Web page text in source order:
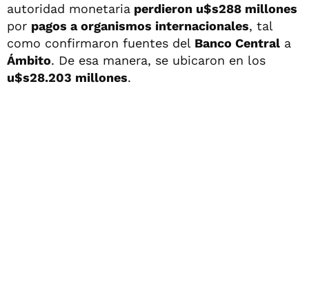
autoridad monetaria perdieron u$s288 millones
por pagos a organismos internacionales, tal
como confirmaron fuentes del Banco Central a
Ámbito. De esa manera, se ubicaron en los
u$s28.203 millones.